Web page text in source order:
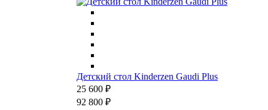
Детский стол Kinderzen Gaudi Plus
25 600 ₽
92 800 ₽